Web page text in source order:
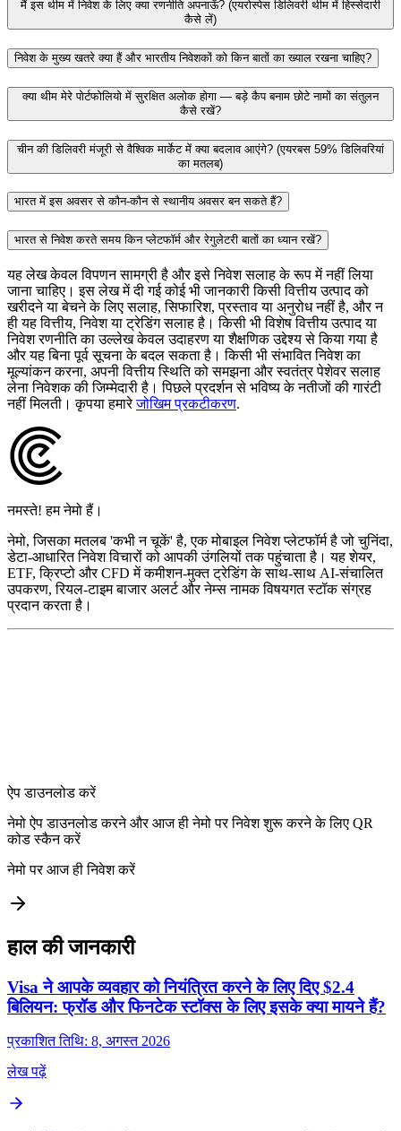
मैं इस थीम में निवेश के लिए क्या रणनीति अपनाऊँ? (एयरोस्पेस डिलिवरी थीम में हिस्सेदारी
कैसे लें)
निवेश के मुख्य खतरे क्या हैं और भारतीय निवेशकों को किन बातों का ख्याल रखना चाहिए?
क्या थीम मेरे पोर्टफोलियो में सुरक्षित अलोक होगा — बड़े कैप बनाम छोटे नामों का संतुलन
कैसे रखें?
चीन की डिलिवरी मंजूरी से वैश्विक मार्केट में क्या बदलाव आएंगे? (एयरबस 59% डिलिवरियां
का मतलब)
भारत में इस अवसर से कौन‑कौन से स्थानीय अवसर बन सकते हैं?
भारत से निवेश करते समय किन प्लेटफॉर्म और रेगुलेटरी बातों का ध्यान रखें?
यह लेख केवल विपणन सामग्री है और इसे निवेश सलाह के रूप में नहीं लिया
जाना चाहिए। इस लेख में दी गई कोई भी जानकारी किसी वित्तीय उत्पाद को
खरीदने या बेचने के लिए सलाह, सिफारिश, प्रस्ताव या अनुरोध नहीं है, और न
ही यह वित्तीय, निवेश या ट्रेडिंग सलाह है। किसी भी विशेष वित्तीय उत्पाद या
निवेश रणनीति का उल्लेख केवल उदाहरण या शैक्षणिक उद्देश्य से किया गया है
और यह बिना पूर्व सूचना के बदल सकता है। किसी भी संभावित निवेश का
मूल्यांकन करना, अपनी वित्तीय स्थिति को समझना और स्वतंत्र पेशेवर सलाह
लेना निवेशक की जिम्मेदारी है। पिछले प्रदर्शन से भविष्य के नतीजों की गारंटी
नहीं मिलती। कृपया हमारे जोखिम प्रकटीकरण.
नमस्ते! हम नेमो हैं।
नेमो, जिसका मतलब 'कभी न चूकें' है, एक मोबाइल निवेश प्लेटफॉर्म है जो चुनिंदा,
डेटा-आधारित निवेश विचारों को आपकी उंगलियों तक पहुंचाता है। यह शेयर,
ETF, क्रिप्टो और CFD में कमीशन-मुक्त ट्रेडिंग के साथ-साथ AI-संचालित
उपकरण, रियल-टाइम बाजार अलर्ट और नेम्स नामक विषयगत स्टॉक संग्रह
प्रदान करता है।
ऐप डाउनलोड करें
नेमो ऐप डाउनलोड करने और आज ही नेमो पर निवेश शुरू करने के लिए QR
कोड स्कैन करें
नेमो पर आज ही निवेश करें
हाल की जानकारी
Visa ने आपके व्यवहार को नियंत्रित करने के लिए दिए $2.4
बिलियन: फ्रॉड और फिनटेक स्टॉक्स के लिए इसके क्या मायने हैं?
प्रकाशित तिथि: 8, अगस्त 2026
लेख पढ़ें